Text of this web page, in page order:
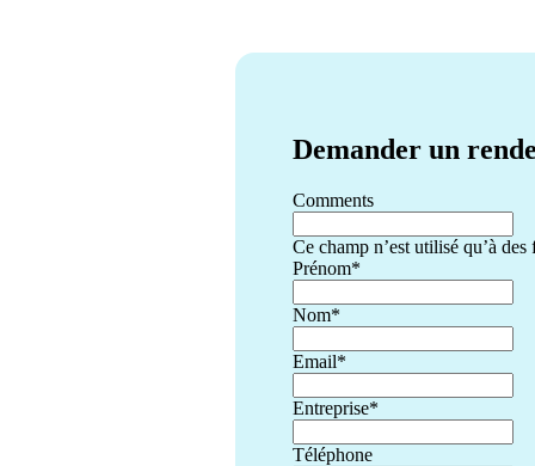
Demander un
Comments
Ce champ n’est utilisé qu’à
Prénom*
Nom*
Email*
Entreprise*
Téléphone